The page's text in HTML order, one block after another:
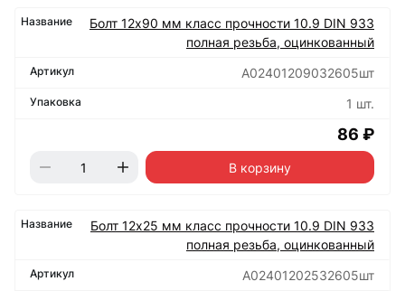
Болт 12х90 мм класс прочности 10.9 DIN 933
полная резьба, оцинкованный
А02401209032605шт
1 шт.
86 ₽
В корзину
Болт 12х25 мм класс прочности 10.9 DIN 933
полная резьба, оцинкованный
А02401202532605шт